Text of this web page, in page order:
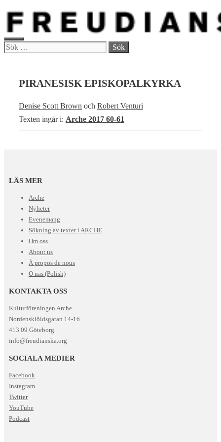
Hoppa
innehåll
MENY
Sök
PIRANESISK EPISKOPALKYRKA
Denise Scott Brown och Robert Venturi
Texten ingår i: Arche 2017 60-61
LÄS MER
Arche
Nyheter
Evenemang
Sökning av texter i ARCHE
Om oss
About us
À propos de nous
O nas (Polish)
KONTAKTA OSS
Kulturföreningen Arche
Nordenskiöldsgatan 14-16
413 09 Göteborg
info@freudianska.org
SOCIALA MEDIER
Facebook
Instagram
Twitter
YouTube
Podcast